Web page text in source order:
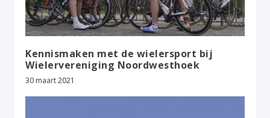
Kennismaken met de wielersport bij
Wielervereniging Noordwesthoek
30 maart 2021